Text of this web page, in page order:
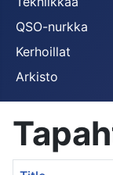
QSO-nurkka
Kerhoillat
Arkisto